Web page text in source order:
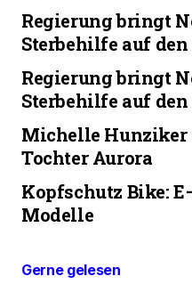
Regierung bringt
Sterbehilfe auf den
Regierung bringt
Sterbehilfe auf den
Michelle Hunziker
Tochter Aurora
Kopfschutz Bike:
Modelle
Gerne gelesen